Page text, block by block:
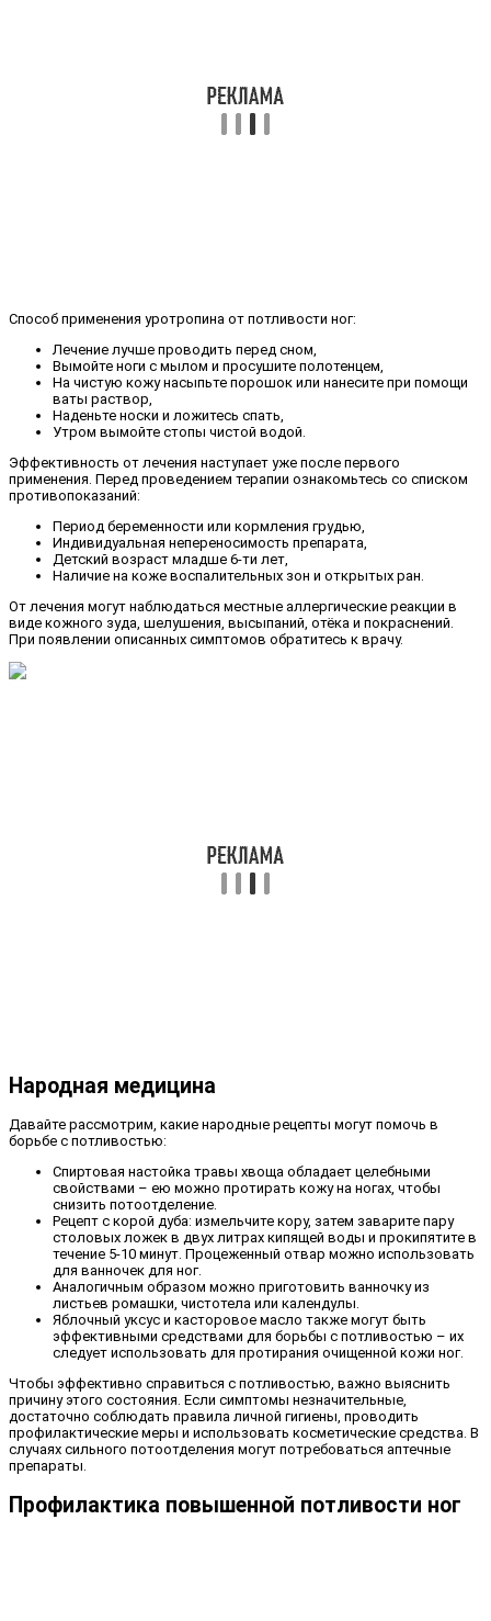
Способ применения уротропина от потливости ног:
Лечение лучше проводить перед сном,
Вымойте ноги с мылом и просушите полотенцем,
На чистую кожу насыпьте порошок или нанесите при помощи
ваты раствор,
Наденьте носки и ложитесь спать,
Утром вымойте стопы чистой водой.
Эффективность от лечения наступает уже после первого
применения. Перед проведением терапии ознакомьтесь со списком
противопоказаний:
Период беременности или кормления грудью,
Индивидуальная непереносимость препарата,
Детский возраст младше 6-ти лет,
Наличие на коже воспалительных зон и открытых ран.
От лечения могут наблюдаться местные аллергические реакции в
виде кожного зуда, шелушения, высыпаний, отёка и покраснений.
При появлении описанных симптомов обратитесь к врачу.
Народная медицина
Давайте рассмотрим, какие народные рецепты могут помочь в
борьбе с потливостью:
Спиртовая настойка травы хвоща обладает целебными
свойствами – ею можно протирать кожу на ногах, чтобы
снизить потоотделение.
Рецепт с корой дуба: измельчите кору, затем заварите пару
столовых ложек в двух литрах кипящей воды и прокипятите в
течение 5-10 минут. Процеженный отвар можно использовать
для ванночек для ног.
Аналогичным образом можно приготовить ванночку из
листьев ромашки, чистотела или календулы.
Яблочный уксус и касторовое масло также могут быть
эффективными средствами для борьбы с потливостью – их
следует использовать для протирания очищенной кожи ног.
Чтобы эффективно справиться с потливостью, важно выяснить
причину этого состояния. Если симптомы незначительные,
достаточно соблюдать правила личной гигиены, проводить
профилактические меры и использовать косметические средства. В
случаях сильного потоотделения могут потребоваться аптечные
препараты.
Профилактика повышенной потливости ног